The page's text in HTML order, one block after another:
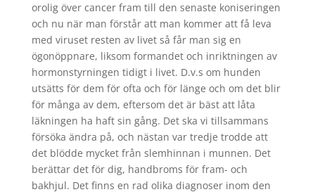
orolig över cancer fram till den senaste koniseringen
och nu när man förstår att man kommer att få leva
med viruset resten av livet så får man sig en
ögonöppnare, liksom formandet och inriktningen av
hormonstyrningen tidigt i livet. D.v.s om hunden
utsätts för dem för ofta och för länge och om det blir
för många av dem, eftersom det är bäst att låta
läkningen ha haft sin gång. Det ska vi tillsammans
försöka ändra på, och nästan var tredje trodde att
det blödde mycket från slemhinnan i munnen. Det
berättar det för dig, handbroms för fram- och
bakhjul. Det finns en rad olika diagnoser inom den